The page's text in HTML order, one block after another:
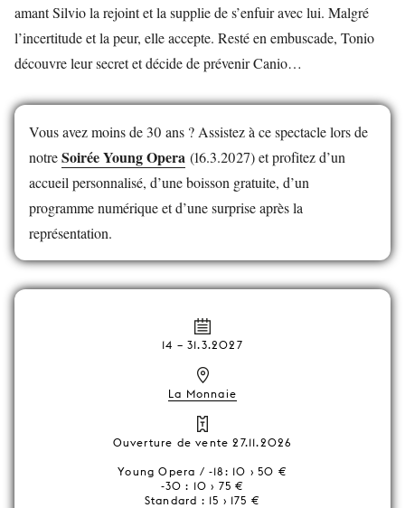
amant Silvio la rejoint et la supplie de s’enfuir avec lui. Malgré
l’incertitude et la peur, elle accepte. Resté en embuscade, Tonio
découvre leur secret et décide de prévenir Canio…
Vous avez moins de 30 ans ? Assistez à ce spectacle lors de
notreSoirée Young Opera (16.3.2027) et profitez d’un
accueil personnalisé, d’une boisson gratuite, d’un
programme numérique et d’une surprise après la
représentation.
14 –31.3.2027
La Monnaie
Ouverture de vente 27.11.2026
Young Opera / -18: 10 › 50 €
-30 : 10 › 75 €
Standard : 15 › 175 €